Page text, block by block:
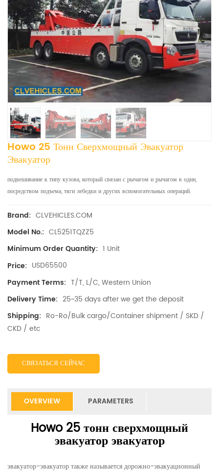
Howo 25 Тонн Сверхмощный Эвакуатор
Эвакуатор
подвешивание к типу кузова, который связан с рычагом и рычагом в один,
посредством подъема, тяги лебедки и других вспомогательных операций.
Brand: CLVEHICLES.COM
Model No.: CL5251TQZZ5
Minimum Order Quantity: 1 Unit
Price: USD65500
Payment Terms: T/T, L/C, Western Union
Delivery Time: 25~35 days after we get the deposit
Shipping: Ro-Ro/Bulk cargo/Container shipment / SKD /
CKD / etc
СВЯЗАТЬСЯ СЕЙЧАС
OVERVIEW PARAMETERS
Howo 25 тонн сверхмощный
эвакуатор эвакуатор
эвакуатор-эвакуатор также называется дорожно-эвакуационный